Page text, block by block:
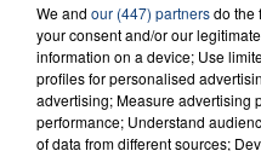
FIL D'ACTU
We and our (447) partnersdo the
your consent and/or our
information on a device; Use
profiles for personalised
advertising; Measure advertising
performance; Understand
of data from different sources;